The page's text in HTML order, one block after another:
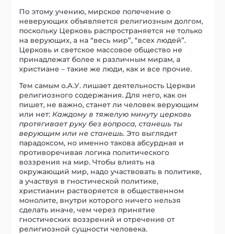
По этому учению, мирское попечение о
неверующих объявляется религиозным долгом,
поскольку Церковь распространяется не только
на верующих, а на “весь мир”, “всех людей”.
Церковь и светское массовое общество не
принадлежат более к различным мирам, а
христиане – такие же люди, как и все прочие.
Тем самым о.А.У. лишает деятельность Церкви
религиозного содержания. Для него, как он
пишет, не важно, станет ли человек верующим
или нет: Каждому в тяжелую минуту церковь
протягивает руку без вопроса, станешь ты
верующим или не станешь. Это выглядит
парадоксом, но именно такова абсурдная и
противоречивая логика политического
воззрения на мир. Чтобы влиять на
окружающий мир, надо участвовать в политике,
а участвуя в гностической политике,
христианин растворяется в общественном
монолите, внутри которого ничего нельзя
сделать иначе, чем через принятие
гностических воззрений и отречение от
религиозной сущности человека.